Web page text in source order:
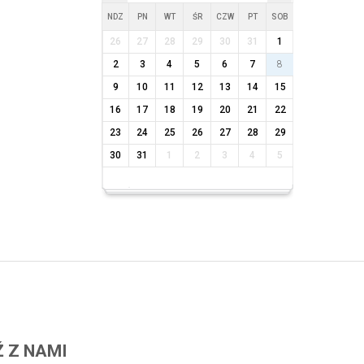
NDZ PN WT ŚR CZW PT SOB
26 27 28 29 30 31
1
2
3 4 5 6 7
8
9
10 11 12 13 14
15
16
17 18 19 20 21
22
23
24 25 26 27 28
29
30
31 1 2 3 4 5
Z NAMI